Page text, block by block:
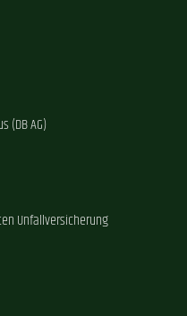
(DB AG)
Unfallversicherung